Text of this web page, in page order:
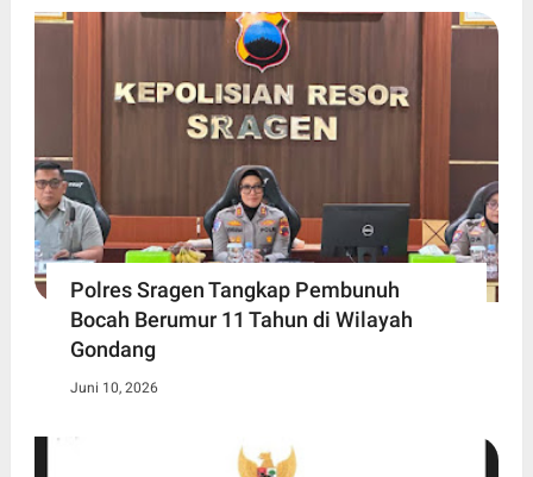
Polres Sragen Tangkap Pembunuh
Bocah Berumur 11 Tahun di Wilayah
Gondang
Juni 10, 2026